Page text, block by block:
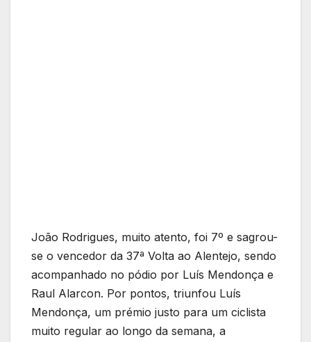
João Rodrigues, muito atento, foi 7º e sagrou-
se o vencedor da 37ª Volta ao Alentejo, sendo
acompanhado no pódio por Luís Mendonça e
Raul Alarcon. Por pontos, triunfou Luís
Mendonça, um prémio justo para um ciclista
muito regular ao longo da semana, a